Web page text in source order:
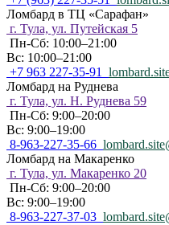
Ломбард в ТЦ «Сарафан»
г. Тула, ул. Путейская 5
Пн-Сб: 10:00–21:00
Вс: 10:00–21:00
+7 963 227-35-91
Ломбард на Руднева
г. Тула, ул. Н. Руднева 59
Пн-Сб: 9:00–20:00
Вс: 9:00–19:00
8-963-227-35-66
Ломбард на Макаренко
г. Тула, ул. Макаренко 20
Пн-Сб: 9:00–20:00
Вс: 9:00–19:00
8-963-227-37-03